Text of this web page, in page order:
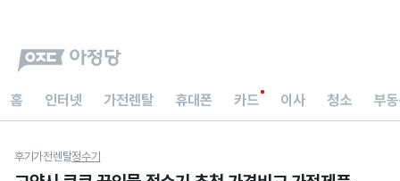
홈 인터넷 가전렌탈 휴대폰 카드 이사 청소 부
후기가전렌탈정수기